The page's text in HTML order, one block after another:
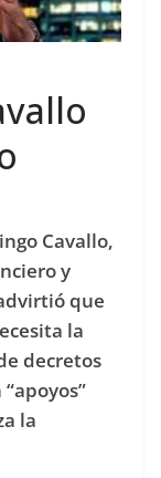
Cavallo,
y
que
la
decretos
la